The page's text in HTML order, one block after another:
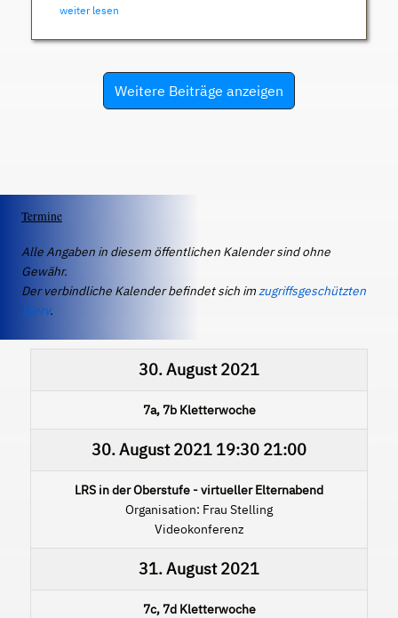
weiter lesen
Weitere Beiträge anzeigen
Termine
Alle Angaben in diesem öffentlichen Kalender sind ohne
Gewähr.
Der verbindliche Kalender befindet sich imzugriffsgeschützten
IServ.
30. August 2021
7a, 7b Kletterwoche
30. August 2021 19:30 21:00
LRS in der Oberstufe - virtueller Elternabend
Organisation: Frau Stelling
Videokonferenz
31. August 2021
7c, 7d Kletterwoche